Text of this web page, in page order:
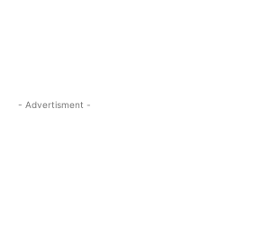
- Advertisment -